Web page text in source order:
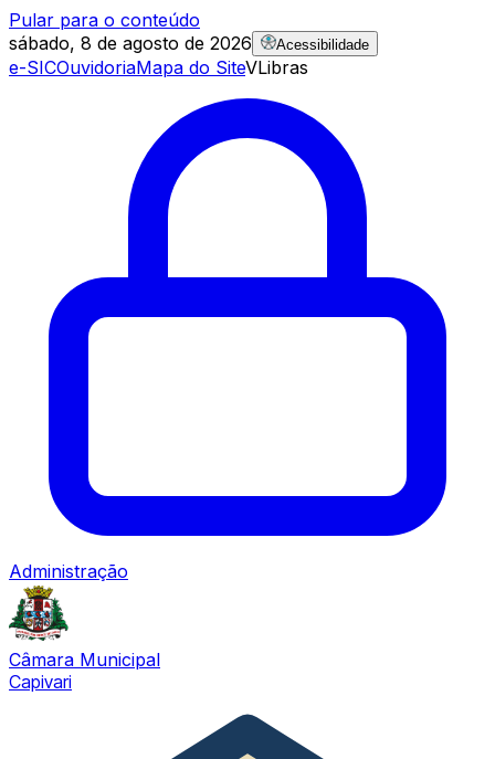
Pular para o conteúdo
sábado, 8 de agosto de 2026
Acessibilidade
e-SICOuvidoriaMapa do SiteVLibras
Administração
Câmara Municipal
Capivari